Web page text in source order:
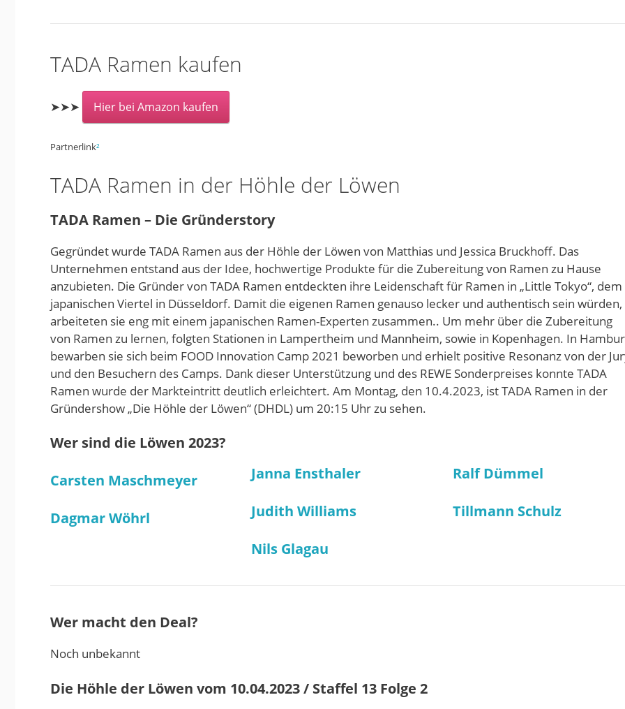
TADA Ramen kaufen
➤➤➤ Hier bei Amazon kaufen
Partnerlink²
TADA Ramen in der Höhle der Löwen
TADA Ramen – Die Gründerstory
Gegründet wurde TADA Ramen aus der Höhle der Löwen von Matthias und Jessica Bruckhoff. Das
Unternehmen entstand aus der Idee, hochwertige Produkte für die Zubereitung von Ramen zu Hause
anzubieten. Die Gründer von TADA Ramen entdeckten ihre Leidenschaft für Ramen in „Little Tokyo“, dem
japanischen Viertel in Düsseldorf. Damit die eigenen Ramen genauso lecker und authentisch sein würden,
arbeiteten sie eng mit einem japanischen Ramen-Experten zusammen.. Um mehr über die Zubereitung
von Ramen zu lernen, folgten Stationen in Lampertheim und Mannheim, sowie in Kopenhagen. In
bewarben sie sich beim FOOD Innovation Camp 2021 beworben und erhielt positive Resonanz von der
und den Besuchern des Camps. Dank dieser Unterstützung und des REWE Sonderpreises konnte TADA
Ramen wurde der Markteintritt deutlich erleichtert. Am Montag, den 10.4.2023, ist TADA Ramen in der
Gründershow „Die Höhle der Löwen“ (DHDL) um 20:15 Uhr zu sehen.
Wer sind die Löwen 2023?
Carsten Maschmeyer
Dagmar Wöhrl
Janna Ensthaler
Judith Williams
Nils Glagau
Ralf Dümmel
Tillmann Schulz
Wer macht den Deal?
Noch unbekannt
Die Höhle der Löwen vom 10.04.2023 / Staffel 13 Folge 2